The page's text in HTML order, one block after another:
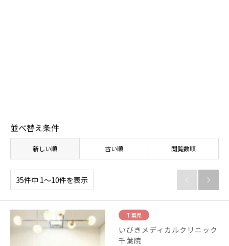
並べ替え条件
新しい順 古い順 閲覧数順
35件中 1〜10件を表示  
千葉県
いびきメディカルクリニック
千葉院